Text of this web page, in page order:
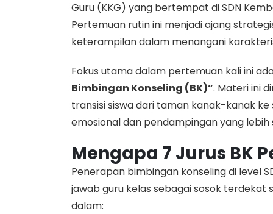
Guru (KKG) yang bertempat di SDN
Pertemuan rutin ini menjadi ajang
keterampilan dalam menangani
​Fokus utama dalam pertemuan kali ini
Bimbingan Konseling (BK)”. Materi ini
transisi siswa dari taman kanak-kanak
emosional dan pendampingan yang lebih
Mengapa 7 Jurus BK
​Penerapan bimbingan konseling di level
jawab guru kelas sebagai sosok terdekat
dalam: